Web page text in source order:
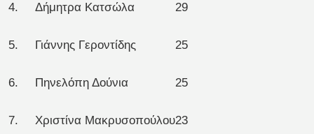
4. Δήμητρα Κατσώλα 29
5. Γιάννης Γεροντίδης 25
6. Πηνελόπη Δούνια 25
7. Χριστίνα Μακρυσοπούλου23